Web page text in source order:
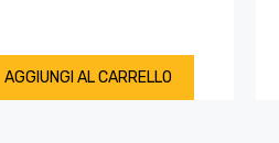
AGGIUNGI AL CARRELLO